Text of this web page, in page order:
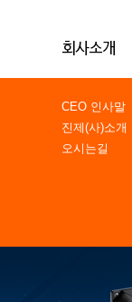
CEO 인사말
진제(사)소개
오시는길